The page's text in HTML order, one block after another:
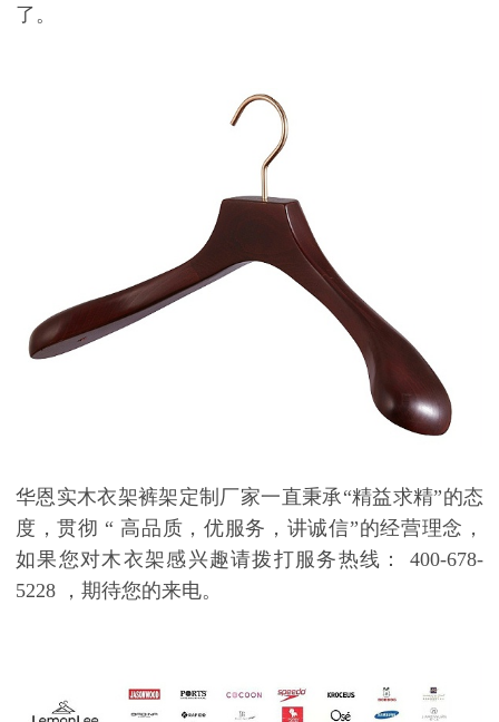
了。
华恩实木衣架裤架定制厂家一直秉承“精益求精”的态
度，贯彻 “ 高品质，优服务，讲诚信”的经营理念，
如果您对木衣架感兴趣请拨打服务热线：
400-678-
5228
，期待您的来电。